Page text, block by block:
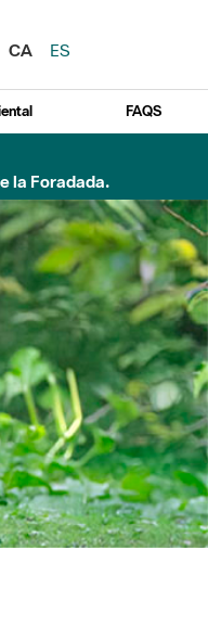
CA
ES
FAQS
la Foradada.